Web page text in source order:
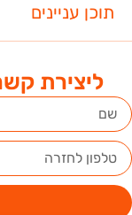
ליצירת
תוכן עניינים